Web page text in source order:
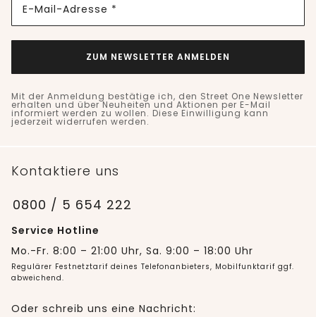
E-Mail-Adresse *
ZUM NEWSLETTER ANMELDEN
Mit der Anmeldung bestätige ich, den Street One Newsletter
erhalten und über Neuheiten und Aktionen per E-Mail
informiert werden zu wollen. Diese Einwilligung kann
jederzeit widerrufen werden.
Kontaktiere uns
0800 / 5 654 222
Service Hotline
Mo.-Fr. 8:00 – 21:00 Uhr, Sa. 9:00 – 18:00 Uhr
Regulärer Festnetztarif deines Telefonanbieters, Mobilfunktarif ggf.
abweichend.
Oder schreib uns eine Nachricht: